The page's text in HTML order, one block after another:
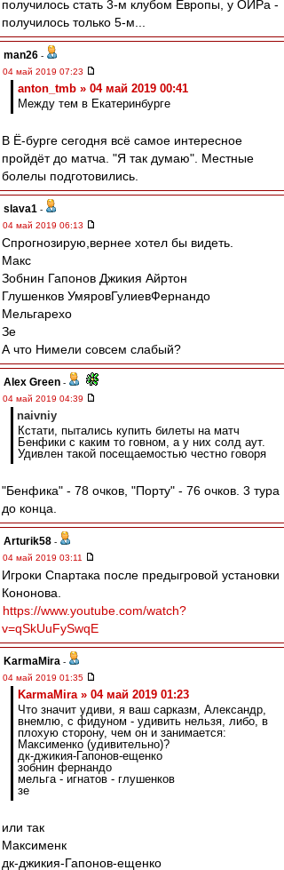
получилось стать 3-м клубом Европы, у ОИРа -
получилось только 5-м...
man26 -
04 май 2019 07:23
anton_tmb » 04 май 2019 00:41
Между тем в Екатеринбурге
В Ё-бурге сегодня всё самое интересное
пройдёт до матча. "Я так думаю". Местные
болелы подготовились.
slava1 -
04 май 2019 06:13
Спрогнозирую,вернее хотел бы видеть.
Макс
Зобнин Гапонов Джикия Айртон
Глушенков УмяровГулиевФернандо
Мельгарехо
Зе
А что Нимели совсем слабый?
Alex Green -
04 май 2019 04:39
naivniy
Кстати, пытались купить билеты на матч
Бенфики с каким то говном, а у них солд аут.
Удивлен такой посещаемостью честно говоря
"Бенфика" - 78 очков, "Порту" - 76 очков. 3 тура
до конца.
Arturik58 -
04 май 2019 03:11
Игроки Спартака после предыгровой установки
Кононова.
https://www.youtube.com/watch?
v=qSkUuFySwqE
KarmaMira -
04 май 2019 01:35
KarmaMira » 04 май 2019 01:23
Что значит удиви, я ваш сарказм, Александр,
внемлю, с фидуном - удивить нельзя, либо, в
плохую сторону, чем он и занимается:
Максименко (удивительно)?
дк-джикия-Гапонов-ещенко
зобнин фернандо
мельга - игнатов - глушенков
зе
или так
Максименк
дк-джикия-Гапонов-ещенко